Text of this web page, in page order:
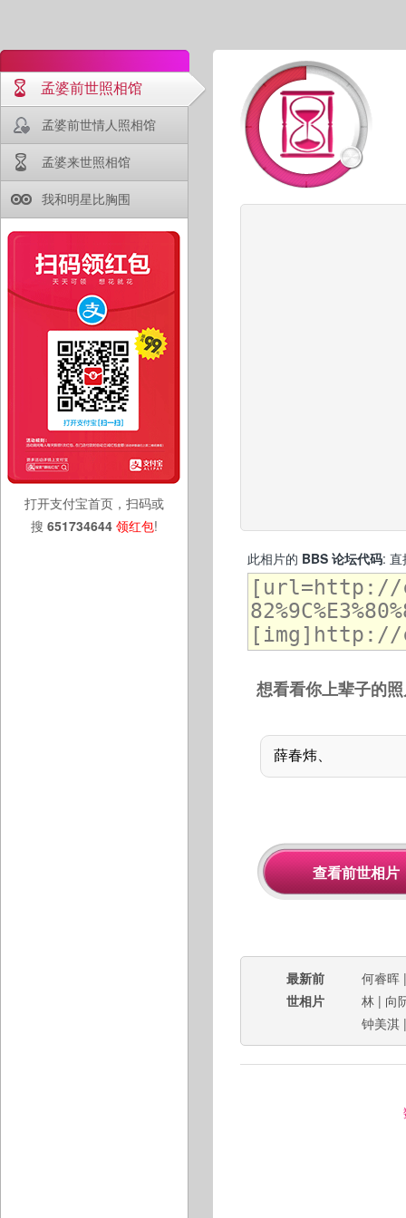
孟婆前世照相馆
孟婆前世情人照相馆
孟婆来世照相馆
我和明星比胸围
打开支付宝首页，扫码或
搜 651734644 领红包!
此相片的 BBS 论坛代码: 直
想看看你上辈子的
最新前
世相片
何睿晖
林 | 向
钟美淇